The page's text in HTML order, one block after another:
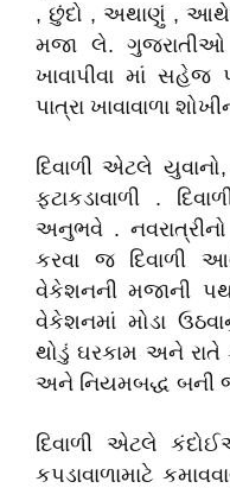
, છુંદો , અથાણું ,
મજા લે. ગુજરાતીઓ
ખાવાપીવા માં
પાત્રા ખાવાવાળા
દિવાળી એટલે
ફટાકડાવાળી .
અનુભવે . નવરાત્રીનો
કરવા જ દિવાળી
વેકેશનની મજાની
વેકેશનમાં મોડા
થોડું ઘરકામ અને રાતે
અને નિયમબદ્ધ બની
દિવાળી એટલે
કપડાવાળામાટે